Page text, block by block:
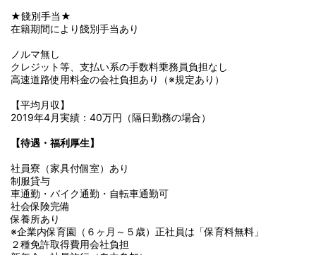
★餞別手当★
在籍期間により餞別手当あり
ノルマ無し
クレジット等、支払い系の手数料乗務員負担なし
高速道路使用料金の会社負担あり（※規定あり）
【平均月収】
2019年4月実績：40万円（隔日勤務の場合）
【待遇・福利厚生】
社員寮（家具付個室）あり
制服貸与
車通勤・バイク通勤・自転車通勤可
社会保険完備
保養所あり
※企業内保育園（６ヶ月～５歳）正社員は「保育料無料」
２種免許取得費用会社負担